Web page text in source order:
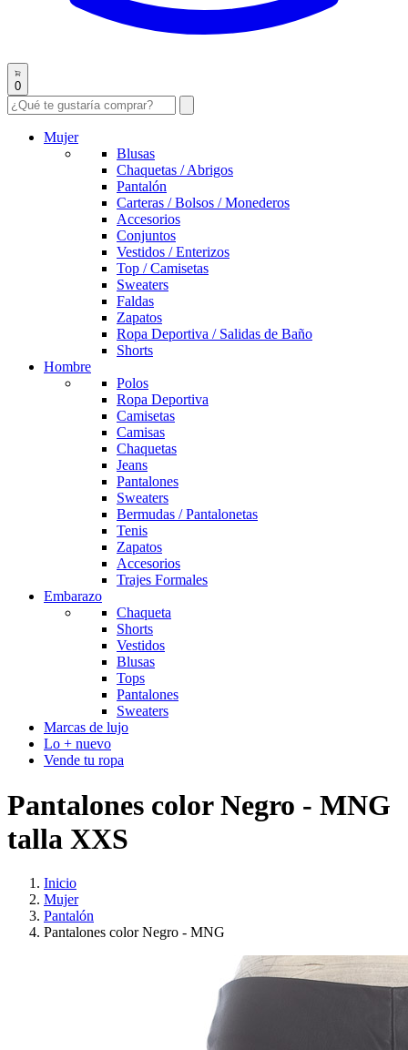
0
Mujer
Blusas
Chaquetas / Abrigos
Pantalón
Carteras / Bolsos / Monederos
Accesorios
Conjuntos
Vestidos / Enterizos
Top / Camisetas
Sweaters
Faldas
Zapatos
Ropa Deportiva / Salidas de Baño
Shorts
Hombre
Polos
Ropa Deportiva
Camisetas
Camisas
Chaquetas
Jeans
Pantalones
Sweaters
Bermudas / Pantalonetas
Tenis
Zapatos
Accesorios
Trajes Formales
Embarazo
Chaqueta
Shorts
Vestidos
Blusas
Tops
Pantalones
Sweaters
Marcas de lujo
Lo + nuevo
Vende tu ropa
Pantalones color Negro - MNG
talla XXS
Inicio
Mujer
Pantalón
Pantalones color Negro - MNG